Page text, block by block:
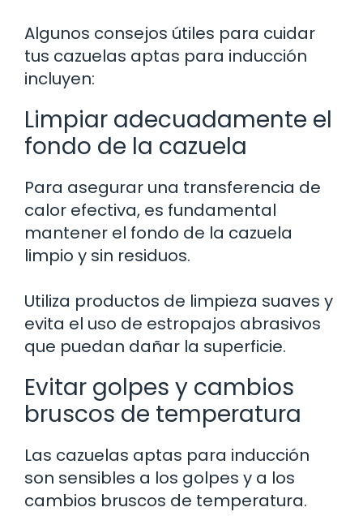
Algunos consejos útiles para cuidar
tus cazuelas aptas para inducción
incluyen:
Limpiar adecuadamente el
fondo de la cazuela
Para asegurar una transferencia de
calor efectiva, es fundamental
mantener el fondo de la cazuela
limpio y sin residuos.
Utiliza productos de limpieza suaves y
evita el uso de estropajos abrasivos
que puedan dañar la superficie.
Evitar golpes y cambios
bruscos de temperatura
Las cazuelas aptas para inducción
son sensibles a los golpes y a los
cambios bruscos de temperatura.